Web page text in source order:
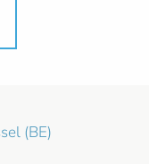
(BE)